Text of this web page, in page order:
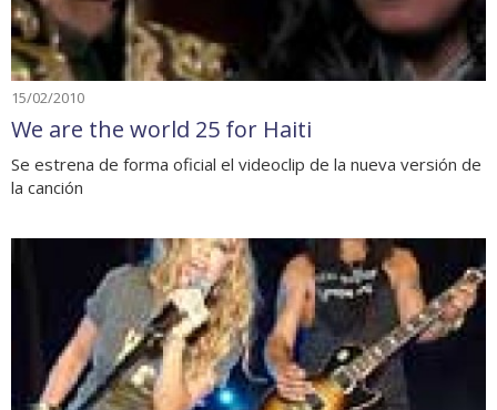
15/02/2010
We are the world 25 for Haiti
Se estrena de forma oficial el videoclip de la nueva versión de
la canción